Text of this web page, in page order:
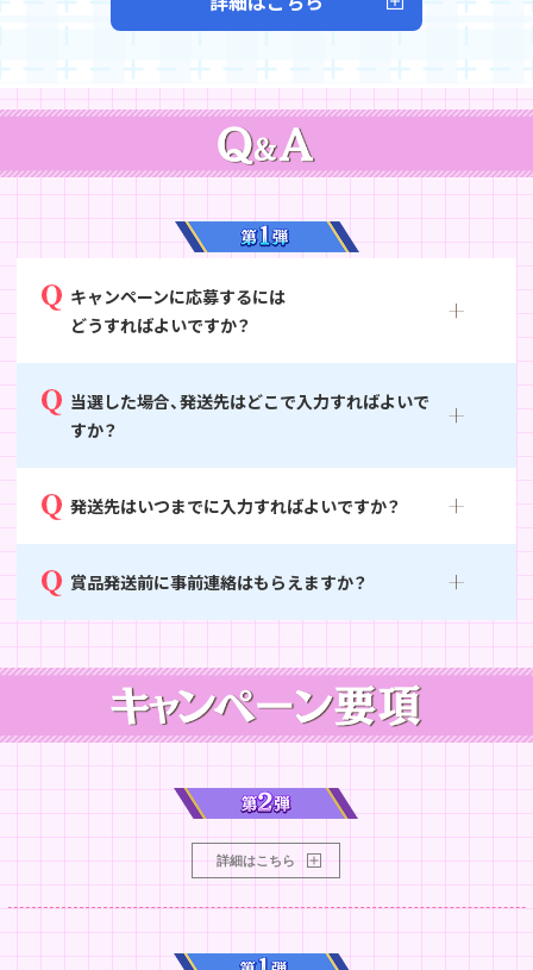
合計1,000名様以上に豪華アイテム
キャンペーンに応募するには
どうすればよいですか？
当選した場合、発送先はどこで入力すればよいで
すか？
発送先はいつまでに入力すればよいですか？
賞品発送前に事前連絡はもらえますか？
詳細はこちら